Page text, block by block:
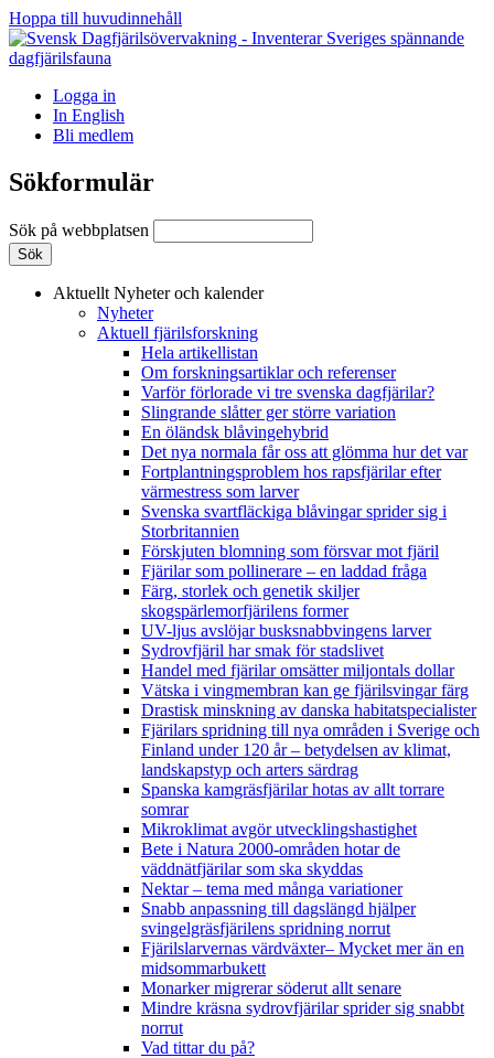
Hoppa till huvudinnehåll
Logga in
In English
Bli medlem
Sökformulär
Sök på webbplatsen
Aktuellt Nyheter och kalender
Nyheter
Aktuell fjärilsforskning
Hela artikellistan
Om forskningsartiklar och referenser
Varför förlorade vi tre svenska dagfjärilar?
Slingrande slåtter ger större variation
En öländsk blåvingehybrid
Det nya normala får oss att glömma hur det var
Fortplantningsproblem hos rapsfjärilar efter
värmestress som larver
Svenska svartfläckiga blåvingar sprider sig i
Storbritannien
Förskjuten blomning som försvar mot fjäril
Fjärilar som pollinerare – en laddad fråga
Färg, storlek och genetik skiljer
skogspärlemorfjärilens former
UV-ljus avslöjar busksnabbvingens larver
Sydrovfjäril har smak för stadslivet
Handel med fjärilar omsätter miljontals dollar
Vätska i vingmembran kan ge fjärilsvingar färg
Drastisk minskning av danska habitatspecialister
Fjärilars spridning till nya områden i Sverige och
Finland under 120 år– betydelsen av klimat,
landskapstyp och arters särdrag
Spanska kamgräsfjärilar hotas av allt torrare
somrar
Mikroklimat avgör utvecklingshastighet
Bete i Natura 2000-områden hotar de
väddnätfjärilar som ska skyddas
Nektar – tema med många variationer
Snabb anpassning till dagslängd hjälper
svingelgräsfjärilens spridning norrut
Fjärilslarvernas värdväxter– Mycket mer än en
midsommarbukett
Monarker migrerar söderut allt senare
Mindre kräsna sydrovfjärilar sprider sig snabbt
norrut
Vad tittar du på?